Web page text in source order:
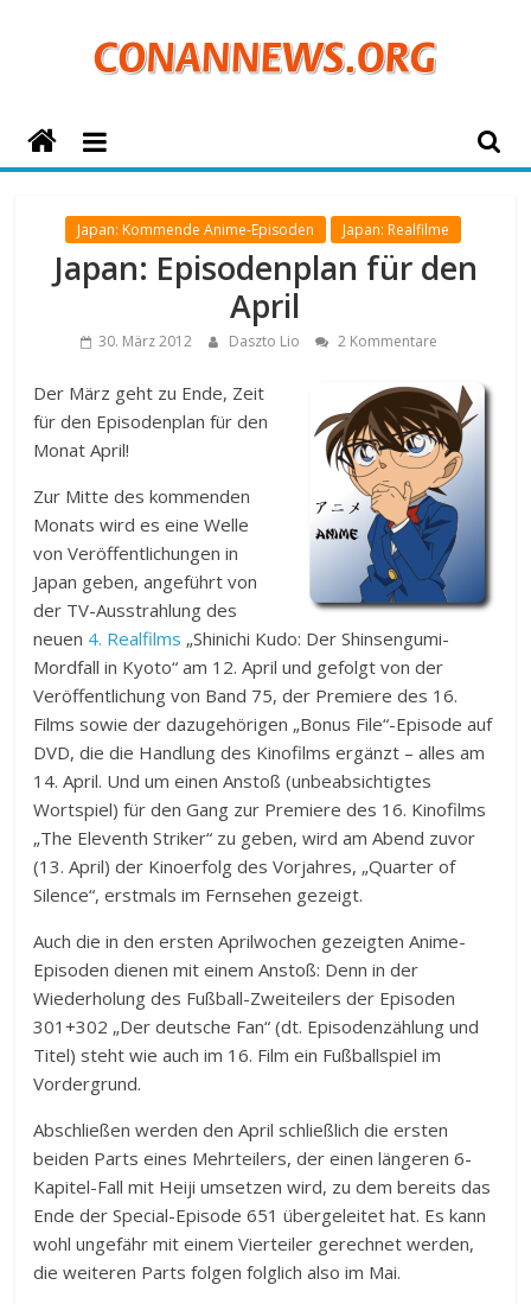
ConanNews.org
Conan Japan: Kommende Anime-Episoden Japan: Realfilme
Japan: Episodenplan für den
April
30. März 2012 Daszto Lio 2 Kommentare
Der März geht zu Ende, Zeit
für den Episodenplan für den
Monat April!
Zur Mitte des kommenden
Monats wird es eine Welle
von Veröffentlichungen in
Japan geben, angeführt von
der TV-Ausstrahlung des
neuen 4. Realfilms „Shinichi Kudo: Der Shinsengumi-
Mordfall in Kyoto“ am 12. April und gefolgt von der
Veröffentlichung von Band 75, der Premiere des 16.
Films sowie der dazugehörigen „Bonus File“-Episode auf
DVD, die die Handlung des Kinofilms ergänzt – alles am
14. April. Und um einen Anstoß (unbeabsichtigtes
Wortspiel) für den Gang zur Premiere des 16. Kinofilms
„The Eleventh Striker“ zu geben, wird am Abend zuvor
(13. April) der Kinoerfolg des Vorjahres, „Quarter of
Silence“, erstmals im Fernsehen gezeigt.
Auch die in den ersten Aprilwochen gezeigten Anime-
Episoden dienen mit einem Anstoß: Denn in der
Wiederholung des Fußball-Zweiteilers der Episoden
301+302 „Der deutsche Fan“ (dt. Episodenzählung und
Titel) steht wie auch im 16. Film ein Fußballspiel im
Vordergrund.
Abschließen werden den April schließlich die ersten
beiden Parts eines Mehrteilers, der einen längeren 6-
Kapitel-Fall mit Heiji umsetzen wird, zu dem bereits das
Ende der Special-Episode 651 übergeleitet hat. Es kann
wohl ungefähr mit einem Vierteiler gerechnet werden,
die weiteren Parts folgen folglich also im Mai.